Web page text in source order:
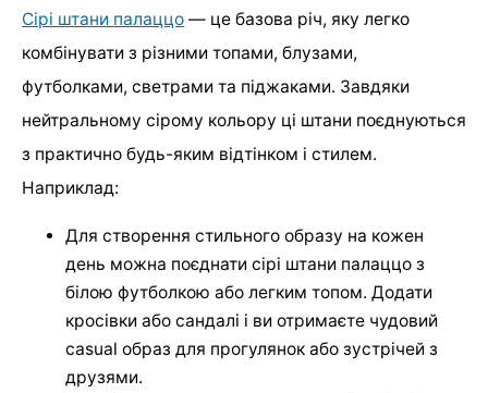
Сірі штани палаццо — це базова річ, яку легко
комбінувати з різними топами, блузами,
футболками, светрами та піджаками. Завдяки
нейтральному сірому кольору ці штани поєднуються
з практично будь-яким відтінком і стилем.
Наприклад:
Для створення стильного образу на кожен
день можна поєднати сірі штани палаццо з
білою футболкою або легким топом. Додати
кросівки або сандалі і ви отримаєте чудовий
casual образ для прогулянок або зустрічей з
друзями.